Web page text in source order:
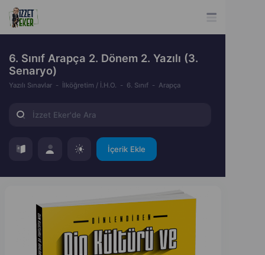
6. Sınıf Arapça 2. Dönem 2. Yazılı (3.
Senaryo)
Yazılı Sınavlar İlköğretim / İ.H.O. 6. Sınıf Arapça
İçerik Ekle